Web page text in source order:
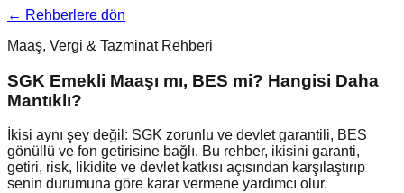
← Rehberlere dön
Maaş, Vergi & Tazminat Rehberi
SGK Emekli Maaşı mı, BES mi? Hangisi Daha
Mantıklı?
İkisi aynı şey değil: SGK zorunlu ve devlet garantili, BES
gönüllü ve fon getirisine bağlı. Bu rehber, ikisini garanti,
getiri, risk, likidite ve devlet katkısı açısından karşılaştırıp
senin durumuna göre karar vermene yardımcı olur.